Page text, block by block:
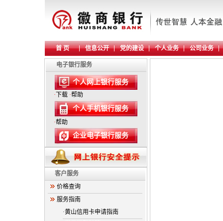
首 页 信息公开 党的建设 个人业务 公司业务
电子银行服务
个人网上银行服务
· 下载 ·帮助
个人手机银行服务
·帮助
企业电子银行服务
客户服务
价格查询
服务指南
·黄山信用卡申请指南